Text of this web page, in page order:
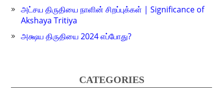
அட்சய திருதியை நாளின் சிறப்புக்கள் | Significance of
Akshaya Tritiya
அக்ஷய திருதியை 2024 எப்போது?
CATEGORIES